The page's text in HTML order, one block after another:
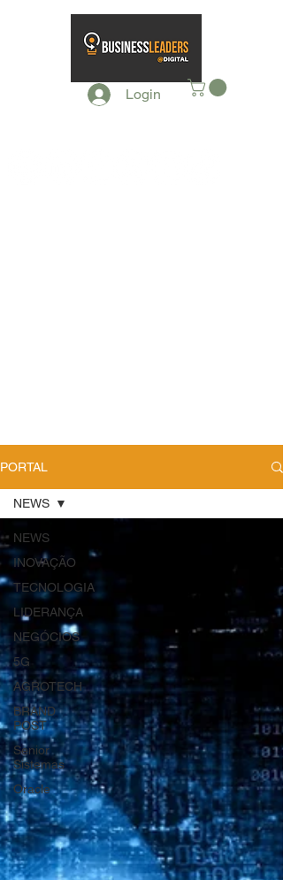
Login
PORTAL
NEWS
INOVAÇÃO
TECNOLOGIA
LIDERANÇA
NEGÓCIOS
5G
AGROTECH
BRAND
POST
Senior
Sistemas
Oracle
NEWS